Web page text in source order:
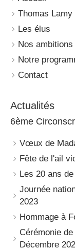
Thomas Lamy
Les élus
Nos ambitions
Notre
Contact
Actualités
6ème
Vœux de
Fête de l'ail
Les 20 ans
Journée
2023
Hommage à
Cérémonie
Décembre